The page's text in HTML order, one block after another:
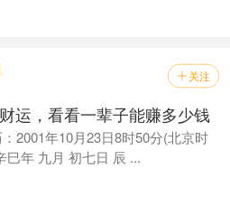
 关注
运，看看一辈子能赚多少钱
2001年10月23日8时50分(北京时
巳年 九月 初七日 辰 ...